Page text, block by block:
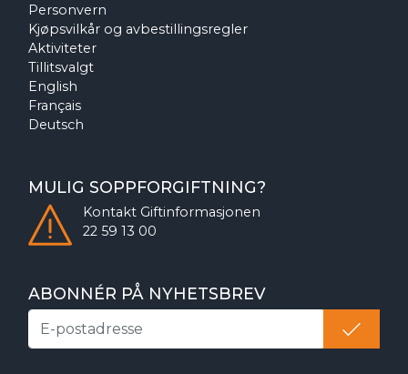
Personvern
Kjøpsvilkår og avbestillingsregler
Aktiviteter
Tillitsvalgt
English
Français
Deutsch
MULIG SOPPFORGIFTNING?
Kontakt Giftinformasjonen
22 59 13 00
ABONNÉR PÅ NYHETSBREV